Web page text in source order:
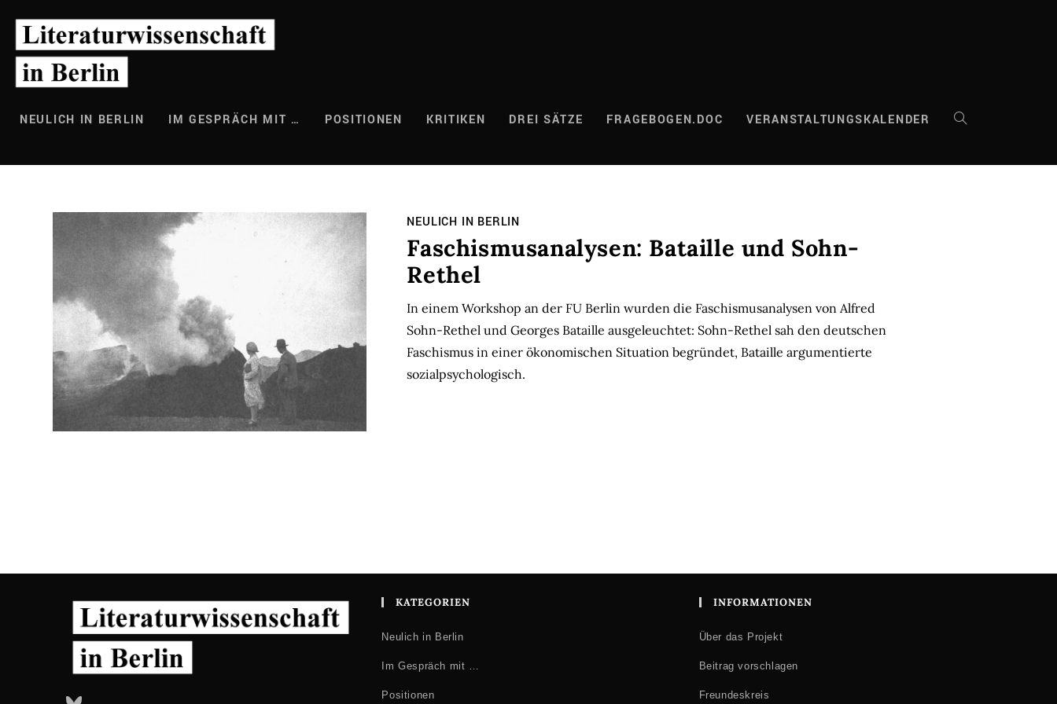
Inhalt
springen
NEULICH IN BERLIN IM GESPRÄCH MIT … POSITIONEN KRITIKEN DREI SÄTZE FRAGEBOGEN.DOC VERANSTALTUNGSKALENDER WEBSITE-
NEULICH IN BERLIN
Faschismusanalysen: Bataille und Sohn-
Rethel
In einem Workshop an der FU Berlin wurden die Faschismusanalysen von Alfred
Sohn-Rethel und Georges Bataille ausgeleuchtet: Sohn-Rethel sah den deutschen
Faschismus in einer ökonomischen Situation begründet, Bataille argumentierte
sozialpsychologisch.
KATEGORIEN
Neulich in Berlin
Im Gespräch mit …
Positionen
INFORMATIONEN
Über das Projekt
Beitrag vorschlagen
Freundeskreis